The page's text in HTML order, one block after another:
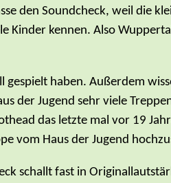
den Soundcheck, weil die
Kinder kennen. Also
gespielt haben. Außerdem
der Jugend sehr viele
das letzte mal vor 19
vom Haus der Jugend
schallt fast in